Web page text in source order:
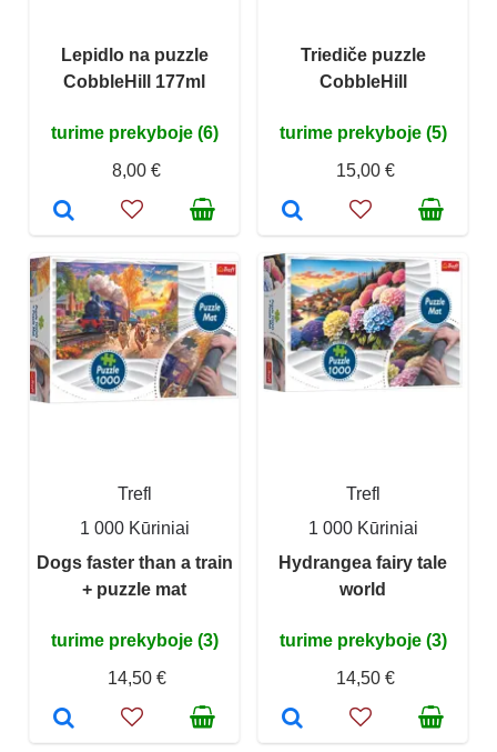
Lepidlo na puzzle
CobbleHill 177ml
turime prekyboje (6)
8,00 €
Triediče puzzle
CobbleHill
turime prekyboje (5)
15,00 €
Trefl
1 000 Kūriniai
Dogs faster than a train
+ puzzle mat
turime prekyboje (3)
14,50 €
Trefl
1 000 Kūriniai
Hydrangea fairy tale
world
turime prekyboje (3)
14,50 €